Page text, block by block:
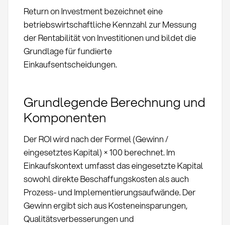
Return on Investment bezeichnet eine
betriebswirtschaftliche Kennzahl zur Messung
der Rentabilität von Investitionen und bildet die
Grundlage für fundierte
Einkaufsentscheidungen.
Grundlegende Berechnung und
Komponenten
Der ROI wird nach der Formel (Gewinn /
eingesetztes Kapital) × 100 berechnet. Im
Einkaufskontext umfasst das eingesetzte Kapital
sowohl direkte Beschaffungskosten als auch
Prozess- und Implementierungsaufwände. Der
Gewinn ergibt sich aus Kosteneinsparungen,
Qualitätsverbesserungen und